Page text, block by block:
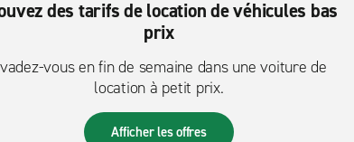
des tarifs de location de véhicules bas
prix
vous en fin de semaine dans une voiture de
location à petit prix.
Afficher les offres